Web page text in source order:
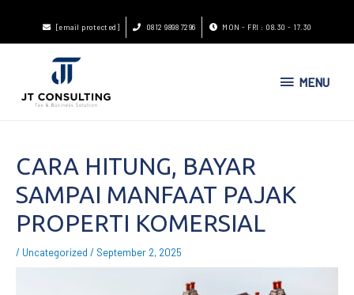
[email protected] 0812 9898 7296 MON - FRI : 08.30 - 17.30
MENU
CARA HITUNG, BAYAR
SAMPAI MANFAAT PAJAK
PROPERTI KOMERSIAL
/ Uncategorized / September 2, 2025